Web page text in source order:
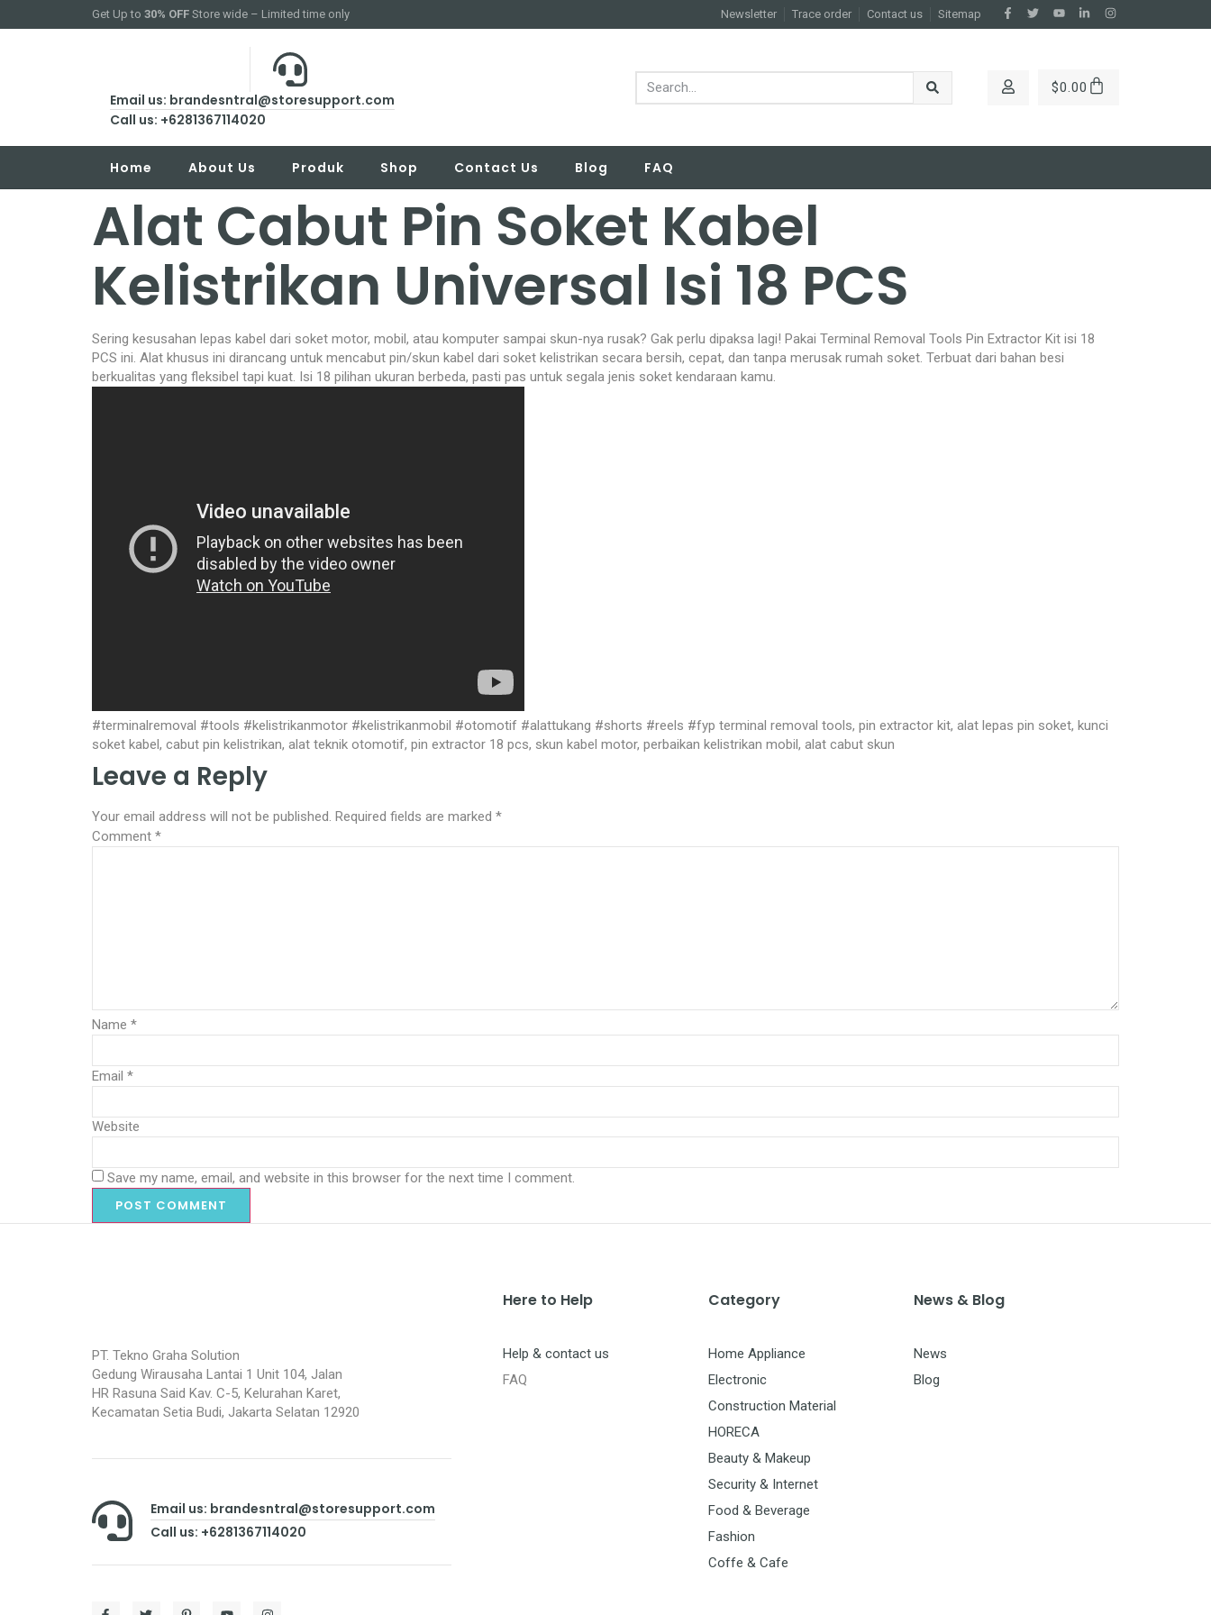
Get Up to 30% OFF Store wide – Limited time only Newsletter Trace order Contact us Sitemap
Email us: brandesntral@storesupport.com
Call us: +6281367114020
$0.00
Home About Us Produk Shop Contact Us Blog FAQ
Alat Cabut Pin Soket Kabel
Kelistrikan Universal Isi 18 PCS
Sering kesusahan lepas kabel dari soket motor, mobil, atau komputer sampai skun-nya rusak? Gak perlu dipaksa lagi! Pakai Terminal Removal Tools Pin Extractor Kit isi 18
PCS ini. Alat khusus ini dirancang untuk mencabut pin/skun kabel dari soket kelistrikan secara bersih, cepat, dan tanpa merusak rumah soket. Terbuat dari bahan besi
berkualitas yang fleksibel tapi kuat. Isi 18 pilihan ukuran berbeda, pasti pas untuk segala jenis soket kendaraan kamu.
#terminalremoval #tools #kelistrikanmotor #kelistrikanmobil #otomotif #alattukang #shorts #reels #fyp terminal removal tools, pin extractor kit, alat lepas pin soket, kunci
soket kabel, cabut pin kelistrikan, alat teknik otomotif, pin extractor 18 pcs, skun kabel motor, perbaikan kelistrikan mobil, alat cabut skun
Leave a Reply
Your email address will not be published. Required fields are marked *
Comment *
Name *
Email *
Website
Save my name, email, and website in this browser for the next time I comment.
PT. Tekno Graha Solution
Gedung Wirausaha Lantai 1 Unit 104, Jalan
HR Rasuna Said Kav. C-5, Kelurahan Karet,
Kecamatan Setia Budi, Jakarta Selatan 12920
Email us: brandesntral@storesupport.com
Call us: +6281367114020
Here to Help
Help & contact us
FAQ
Category
Home Appliance
Electronic
Construction Material
HORECA
Beauty & Makeup
Security & Internet
Food & Beverage
Fashion
Coffe & Cafe
News & Blog
News
Blog